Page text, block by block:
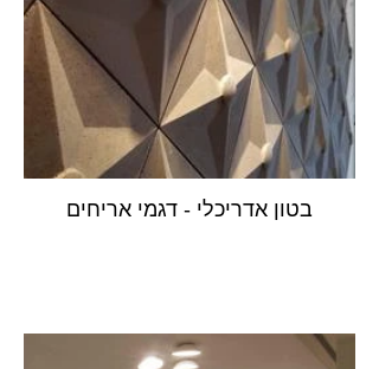
בטון אדריכלי - דגמי אריחים